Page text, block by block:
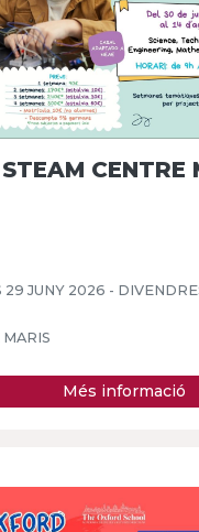
CENTRE
29 JUNY 2026 -
Més informació